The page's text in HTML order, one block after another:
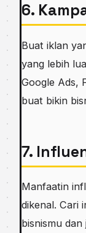
6.
Buat iklan
yang lebih
Google Ads,
buat bikin
7.
Manfaatin
dikenal. Cari
bisnismu